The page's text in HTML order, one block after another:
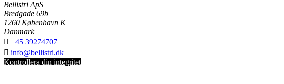
Bellistri ApS
Bredgade 69b
1260 København K
Danmark
 +45 39274707
 info@bellistri.dk
Kontrollera din integritet